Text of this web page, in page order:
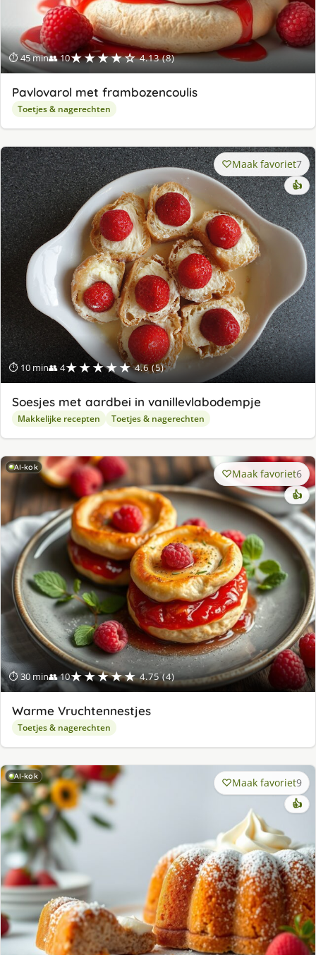
⏱ 45 min👥 10★★★★☆ 4.13 (8)
Pavlovarol met frambozencoulis
Toetjes & nagerechten
⏱ 10 min👥 4★★★★★ 4.6 (5)
Maak favoriet7
👍
Soesjes met aardbei in vanillevlabodempje
Makkelijke recepten Toetjes & nagerechten
AI-kok
⏱ 30 min👥 10★★★★★ 4.75 (4)
Maak favoriet6
👍
Warme Vruchtennestjes
Toetjes & nagerechten
AI-kok Maak favoriet9
👍